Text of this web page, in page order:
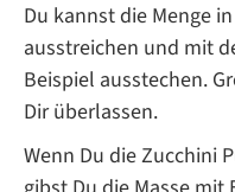
Du kannst die Menge
ausstreichen und mit
Beispiel ausstechen.
Dir überlassen.
Wenn Du die Zucchini